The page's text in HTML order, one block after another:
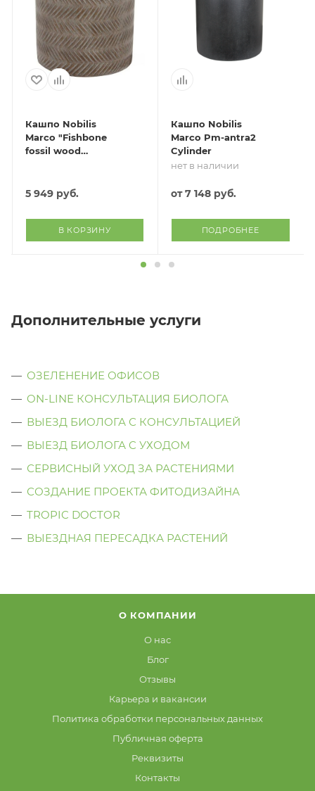
Кашпо Nobilis
Marco "Fishbone
fossil wood
D30хH30 см
5 949руб.
В КОРЗИНУ
Кашпо Nobilis
Marco Pm-antra2
Cylinder
нет в наличии
от7 148 руб.
ПОДРОБНЕЕ
Дополнительные услуги
ОЗЕЛЕНЕНИЕ ОФИСОВ
ON-LINE КОНСУЛЬТАЦИЯ БИОЛОГА
ВЫЕЗД БИОЛОГА С КОНСУЛЬТАЦИЕЙ
ВЫЕЗД БИОЛОГА C УХОДОМ
СЕРВИСНЫЙ УХОД ЗА РАСТЕНИЯМИ
СОЗДАНИЕ ПРОЕКТА ФИТОДИЗАЙНА
TROPIC DOCTOR
ВЫЕЗДНАЯ ПЕРЕСАДКА РАСТЕНИЙ
О КОМПАНИИ
О нас
Блог
Отзывы
Карьера и вакансии
Политика обработки персональных данных
Публичная оферта
Реквизиты
Контакты